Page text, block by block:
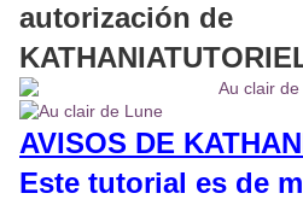
autorización de
AVISOS DE
Este tutorial es de